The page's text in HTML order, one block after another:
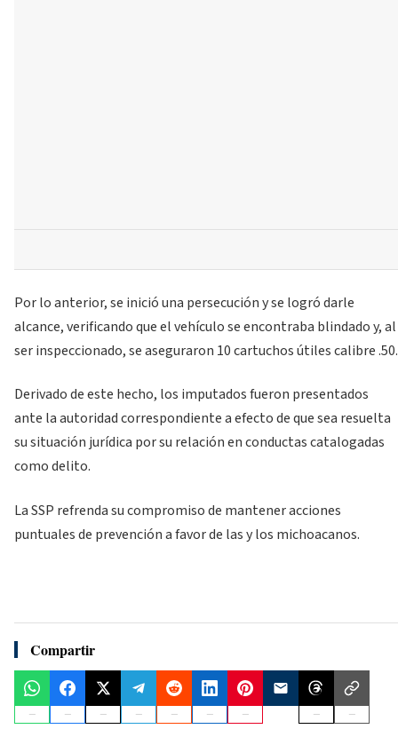
Por lo anterior, se inició una persecución y se logró darle
alcance, verificando que el vehículo se encontraba blindado y, al
ser inspeccionado, se aseguraron 10 cartuchos útiles calibre .50.
Derivado de este hecho, los imputados fueron presentados
ante la autoridad correspondiente a efecto de que sea resuelta
su situación jurídica por su relación en conductas catalogadas
como delito.
La SSP refrenda su compromiso de mantener acciones
puntuales de prevención a favor de las y los michoacanos.
Compartir